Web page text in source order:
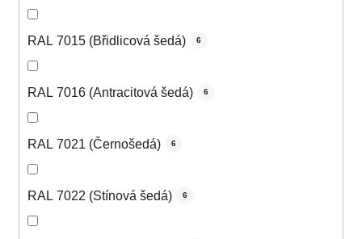
RAL 7015 (Břidlicová šedá) 6
RAL 7016 (Antracitová šedá) 6
RAL 7021 (Černošedá) 6
RAL 7022 (Stínová šedá) 6